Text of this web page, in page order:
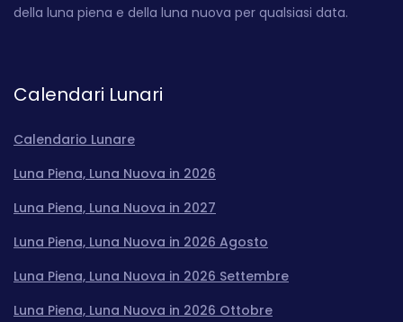
della luna piena e della luna nuova per qualsiasi data.
Calendari Lunari
Calendario Lunare
Luna Piena, Luna Nuova in 2026
Luna Piena, Luna Nuova in 2027
Luna Piena, Luna Nuova in 2026 Agosto
Luna Piena, Luna Nuova in 2026 Settembre
Luna Piena, Luna Nuova in 2026 Ottobre